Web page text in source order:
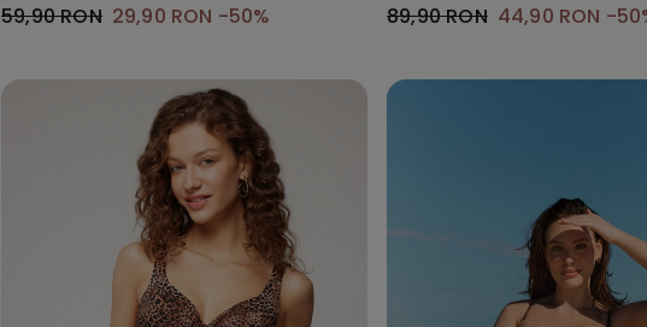
59,90 RON 29,90 RON -50% 89,90 RON 44,90 RON -